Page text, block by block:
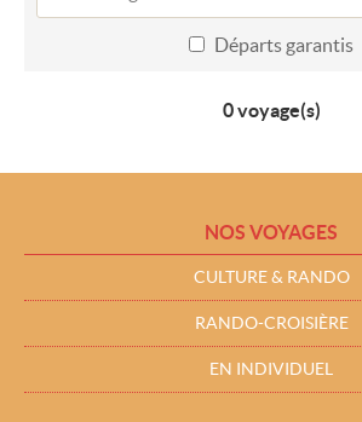
Départs garantis
0 voyage(s)
NOS VOYAGES
CULTURE & RANDO
RANDO-CROISIÈRE
EN INDIVIDUEL